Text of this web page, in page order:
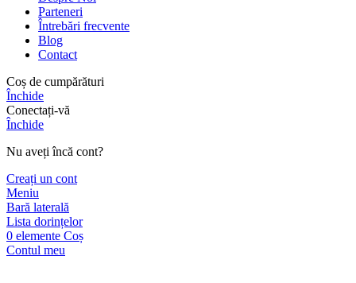
Parteneri
Întrebări frecvente
Blog
Contact
Coș de cumpărături
Închide
Conectați-vă
Închide
Nu aveți încă cont?
Creați un cont
Meniu
Bară laterală
Lista dorințelor
0 elemente Coș
Contul meu